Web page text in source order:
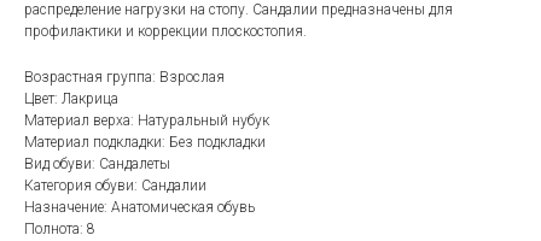
распределение нагрузки на стопу. Сандалии предназначены для
профилактики и коррекции плоскостопия.
Возрастная группа: Взрослая
Цвет: Лакрица
Материал верха: Натуральный нубук
Материал подкладки: Без подкладки
Вид обуви: Сандалеты
Категория обуви: Сандалии
Назначение: Анатомическая обувь
Полнота: 8